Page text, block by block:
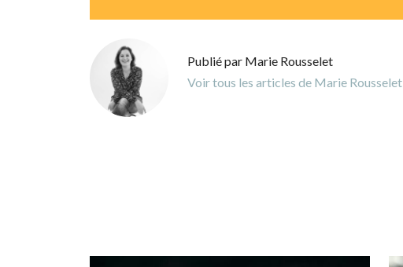
Publié par Marie Rousselet
Voir tous les articles de Marie Rousselet